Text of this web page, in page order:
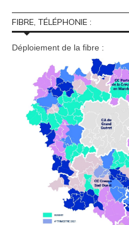
FIBRE, TÉLÉPHONIE :
Déploiement de la fibre :